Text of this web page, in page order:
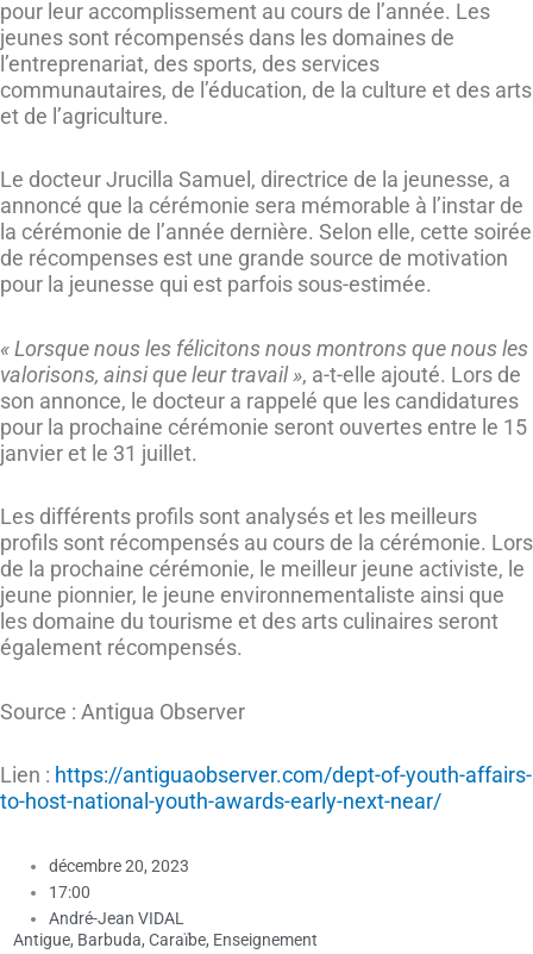
pour leur accomplissement au cours de l’année. Les
jeunes sont récompensés dans les domaines de
l’entreprenariat, des sports, des services
communautaires, de l’éducation, de la culture et des arts
et de l’agriculture.
Le docteur Jrucilla Samuel, directrice de la jeunesse, a
annoncé que la cérémonie sera mémorable à l’instar de
la cérémonie de l’année dernière. Selon elle, cette soirée
de récompenses est une grande source de motivation
pour la jeunesse qui est parfois sous-estimée.
« Lorsque nous les félicitons nous montrons que nous les
valorisons, ainsi que leur travail », a-t-elle ajouté. Lors de
son annonce, le docteur a rappelé que les candidatures
pour la prochaine cérémonie seront ouvertes entre le 15
janvier et le 31 juillet.
Les différents profils sont analysés et les meilleurs
profils sont récompensés au cours de la cérémonie. Lors
de la prochaine cérémonie, le meilleur jeune activiste, le
jeune pionnier, le jeune environnementaliste ainsi que
les domaine du tourisme et des arts culinaires seront
également récompensés.
Source : Antigua Observer
Lien : https://antiguaobserver.com/dept-of-youth-affairs-
to-host-national-youth-awards-early-next-near/
décembre 20, 2023
17:00
André-Jean VIDAL
Antigue, Barbuda, Caraïbe, Enseignement